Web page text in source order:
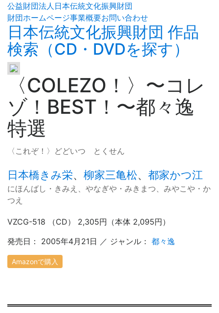
公益財団法人日本伝統文化振興財団
財団ホームページ事業概要お問い合わせ
日本伝統文化振興財団 作品
検索（CD・DVDを探す）
〈COLEZO！〉 〜コレ
ゾ！BEST！ 〜都々逸
特選
〈これぞ！〉どどいつ とくせん
日本橋きみ栄、 柳家三亀松、 都家かつ江
にほんばし・きみえ、やなぎや・みきまつ、みやこや・か
つえ
VZCG-518 （CD） 2,305円（本体 2,095円）
発売日： 2005年4月21日 ／ ジャンル： 都々逸
Amazonで購入